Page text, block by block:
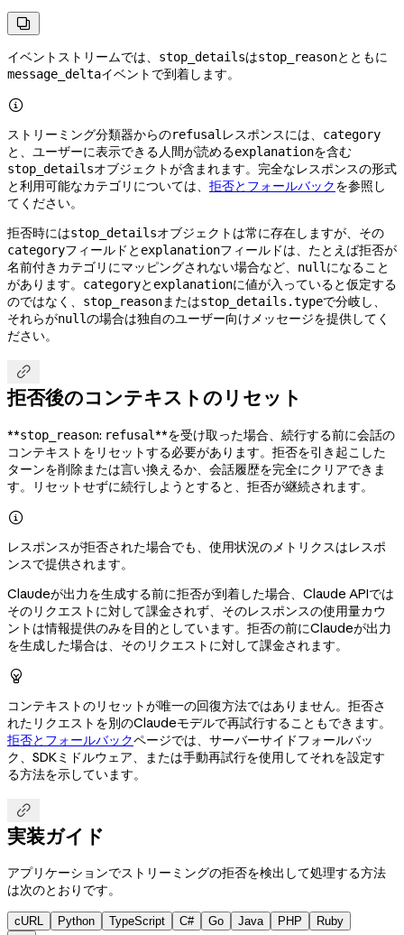

イベントストリームでは、 stop_detailsはstop_reasonとともに
message_deltaイベントで到着します。

ストリーミング分類器からのrefusal レスポンスには、 category
と、ユーザーに表示できる人間が読めるexplanationを含む
stop_detailsオブジェクトが含まれます。完全なレスポンスの形式
と利用可能なカテゴリについては、 拒否とフォールバックを参照し
てください。
拒否時にはstop_detailsオブジェクトは常に存在しますが、その
categoryフィールドと explanationフィールドは、たとえば拒否が
名前付きカテゴリにマッピングされない場合など、
null になること
があります。
categoryと explanationに値が入っていると仮定する
のではなく、
stop_reasonまたはstop_details.typeで分岐し、
それらがnullの場合は独自のユーザー向けメッセージを提供してく
ださい。

拒否後のコンテキストのリセット
**stop_reason: refusal**を受け取った場合、続行する前に会話の
コンテキストをリセットする必要があります。拒否を引き起こした
ターンを削除または言い換えるか、会話履歴を完全にクリアできま
す。リセットせずに続行しようとすると、拒否が継続されます。

レスポンスが拒否された場合でも、使用状況のメトリクスはレスポ
ンスで提供されます。
Claudeが出力を生成する前に拒否が到着した場合、Claude APIでは
そのリクエストに対して課金されず、そのレスポンスの使用量カウ
ントは情報提供のみを目的としています。拒否の前にClaudeが出力
を生成した場合は、そのリクエストに対して課金されます。

コンテキストのリセットが唯一の回復方法ではありません。拒否さ
れたリクエストを別のClaudeモデルで再試行することもできます。
拒否とフォールバックページでは、サーバーサイドフォールバッ
ク、SDKミドルウェア、または手動再試行を使用してそれを設定す
る方法を示しています。

実装ガイド
アプリケーションでストリーミングの拒否を検出して処理する方法
は次のとおりです。
cURL Python TypeScript C# Go Java PHP Ruby